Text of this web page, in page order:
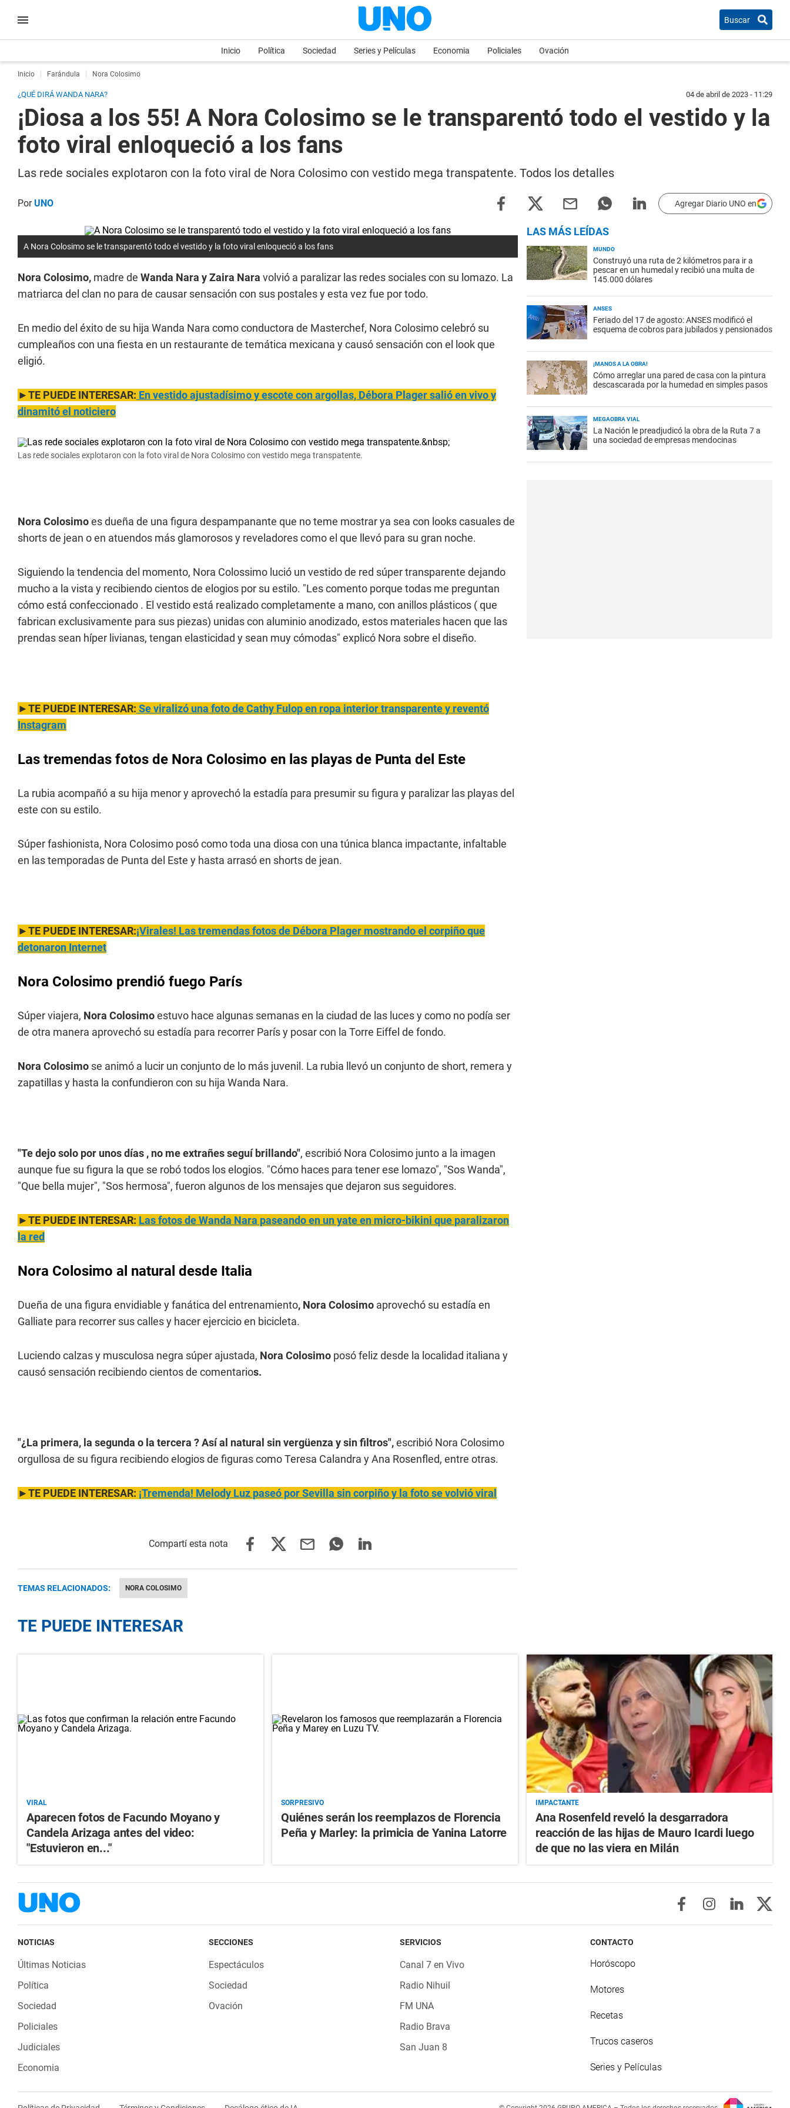
Buscar
Inicio Política Sociedad Series y Películas Economia Policiales Ovación
Inicio Farándula Nora Colosimo
¿QUÉ DIRÁ WANDA NARA? 04 de abril de 2023 - 11:29
¡Diosa a los 55! A Nora Colosimo se le transparentó todo el vestido y la
foto viral enloqueció a los fans
Las rede sociales explotaron con la foto viral de Nora Colosimo con vestido mega transpatente. Todos los detalles
PorUNO Agregar Diario UNO en
A Nora Colosimo se le transparentó todo el vestido y la foto viral enloqueció a los fans
Nora Colosimo, madre de Wanda Nara y Zaira Nara volvió a paralizar las redes sociales con su lomazo. La
matriarca del clan no para de causar sensación con sus postales y esta vez fue por todo.
En medio del éxito de su hija Wanda Nara como conductora de Masterchef, Nora Colosimo celebró su
cumpleaños con una fiesta en un restaurante de temática mexicana y causó sensación con el look que
eligió.
►TE PUEDE INTERESAR: En vestido ajustadísimo y escote con argollas, Débora Plager salió en vivo y
dinamitó el noticiero
Las rede sociales explotaron con la foto viral de Nora Colosimo con vestido mega transpatente.
Nora Colosimoes dueña de una figura despampanante que no teme mostrar ya sea con looks casuales de
shorts de jean o en atuendos más glamorosos y reveladores como el que llevó para su gran noche.
Siguiendo la tendencia del momento, Nora Colossimo lució un vestido de red súper transparente dejando
mucho a la vista y recibiendo cientos de elogios por su estilo. "Les comento porque todas me preguntan
cómo está confeccionado . El vestido está realizado completamente a mano, con anillos plásticos ( que
fabrican exclusivamente para sus piezas) unidas con aluminio anodizado, estos materiales hacen que las
prendas sean híper livianas, tengan elasticidad y sean muy cómodas" explicó Nora sobre el diseño.
►TE PUEDE INTERESAR: Se viralizó una foto de Cathy Fulop en ropa interior transparente y reventó
Instagram
Las tremendas fotos de Nora Colosimo en las playas de Punta del Este
La rubia acompañó a su hija menor y aprovechó la estadía para presumir su figura y paralizar las playas del
este con su estilo.
Súper fashionista, Nora Colosimo posó como toda una diosa con una túnica blanca impactante, infaltable
en las temporadas de Punta del Este y hasta arrasó en shorts de jean.
►TE PUEDE INTERESAR:¡Virales! Las tremendas fotos de Débora Plager mostrando el corpiño que
detonaron Internet
Nora Colosimo prendió fuego París
Súper viajera, Nora Colosimoestuvo hace algunas semanas en la ciudad de las luces y como no podía ser
de otra manera aprovechó su estadía para recorrer París y posar con la Torre Eiffel de fondo.
Nora Colosimo se animó a lucir un conjunto de lo más juvenil. La rubia llevó un conjunto de short, remera y
zapatillas y hasta la confundieron con su hija Wanda Nara.
"Te dejo solo por unos días , no me extrañes seguí brillando", escribió Nora Colosimo junto a la imagen
aunque fue su figura la que se robó todos los elogios. "Cómo haces para tener ese lomazo", "Sos Wanda",
"Que bella mujer", "Sos hermosa", fueron algunos de los mensajes que dejaron sus seguidores.
►TE PUEDE INTERESAR: Las fotos de Wanda Nara paseando en un yate en micro-bikini que paralizaron
la red
Nora Colosimo al natural desde Italia
Dueña de una figura envidiable y fanática del entrenamiento, Nora Colosimo aprovechó su estadía en
Galliate para recorrer sus calles y hacer ejercicio en bicicleta.
Luciendo calzas y musculosa negra súper ajustada, Nora Colosimo posó feliz desde la localidad italiana y
causó sensación recibiendo cientos de comentarios.
"¿La primera, la segunda o la tercera ? Así al natural sin vergüenza y sin filtros",escribió Nora Colosimo
orgullosa de su figura recibiendo elogios de figuras como Teresa Calandra y Ana Rosenfled, entre otras.
►TE PUEDE INTERESAR: ¡Tremenda! Melody Luz paseó por Sevilla sin corpiño y la foto se volvió viral
TEMAS RELACIONADOS: NORA COLOSIMO
LAS MÁS LEÍDAS
MUNDO
Construyó una ruta de 2 kilómetros para ir a
pescar en un humedal y recibió una multa de
145.000 dólares
ANSES
Feriado del 17 de agosto: ANSES modificó el
esquema de cobros para jubilados y pensionados
¡MANOS A LA OBRA!
Cómo arreglar una pared de casa con la pintura
descascarada por la humedad en simples pasos
MEGAOBRA VIAL
La Nación le preadjudicó la obra de la Ruta 7 a
una sociedad de empresas mendocinas
TE PUEDE INTERESAR
VIRAL
Aparecen fotos de Facundo Moyano y
Candela Arizaga antes del video:
"Estuvieron en..."
SORPRESIVO
Quiénes serán los reemplazos de Florencia
Peña y Marley: la primicia de Yanina Latorre
IMPACTANTE
Ana Rosenfeld reveló la desgarradora
reacción de las hijas de Mauro Icardi luego
de que no las viera en Milán
NOTICIAS
Últimas Noticias
Política
Sociedad
Policiales
Judiciales
Economia
SECCIONES
Espectáculos
Sociedad
Ovación
SERVICIOS
Canal 7 en Vivo
Radio Nihuil
FM UNA
Radio Brava
San Juan 8
CONTACTO
Horóscopo
Motores
Recetas
Trucos caseros
Series y Películas